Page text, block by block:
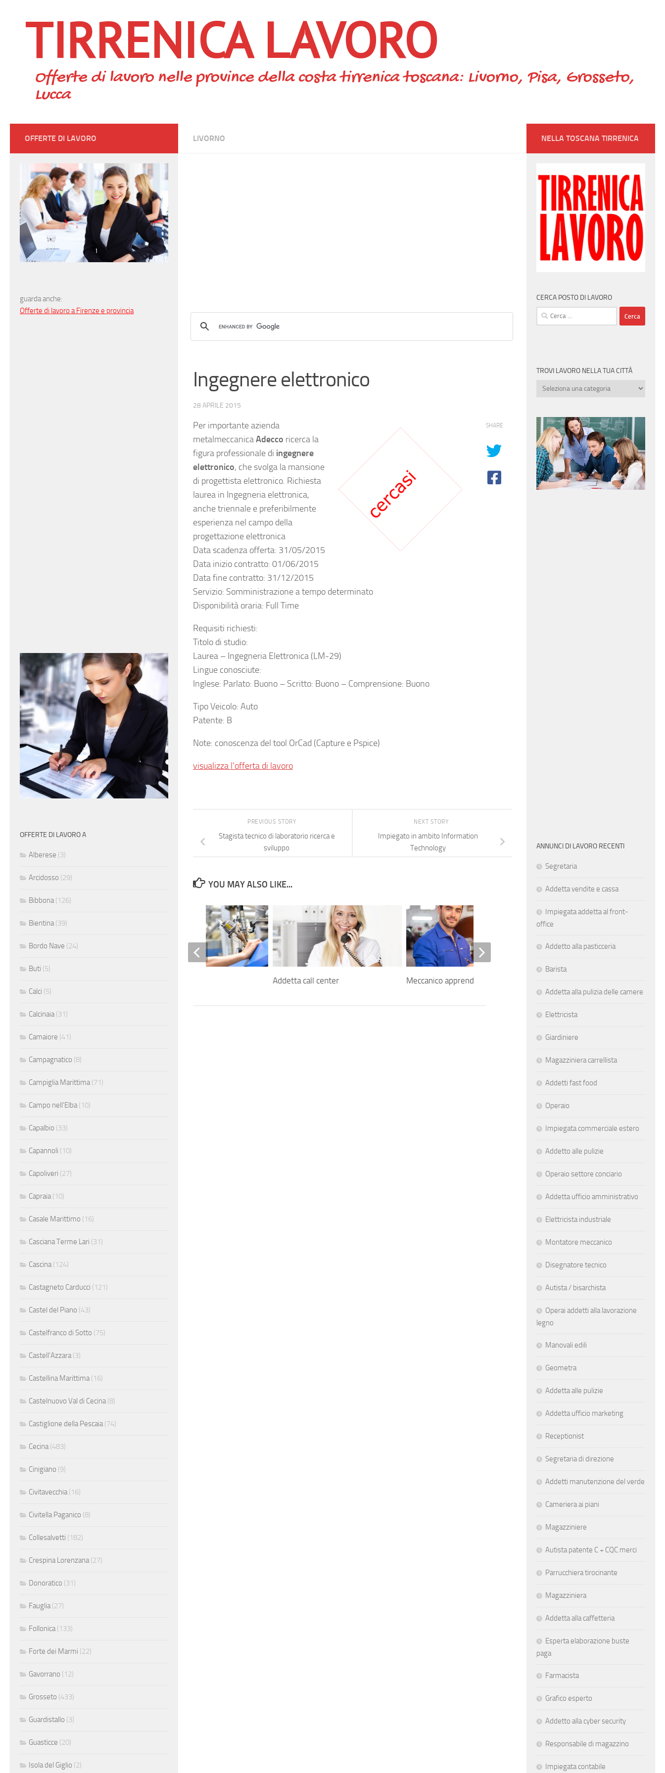
TIRRENICA LAVORO
Offerte di lavoro nelle province della costa tirrenica toscana: Livorno, Pisa, Grosseto,
Lucca
LIVORNO
Ingegnere elettronico
28 APRILE 2015
Per importante azienda
metalmeccanicaAdecco ricerca la
figura professionale di ingegnere
elettronico, che svolga la mansione
di progettista elettronico. Richiesta
laurea in Ingegneria elettronica,
anche triennale e preferibilmente
esperienza nel campo della
progettazione elettronica
Data scadenza offerta: 31/05/2015
Data inizio contratto: 01/06/2015
Data fine contratto: 31/12/2015
Servizio: Somministrazione a tempo determinato
Disponibilità oraria: Full Time
Requisiti richiesti:
Titolo di studio:
Laurea – Ingegneria Elettronica (LM-29)
Lingue conosciute:
Inglese: Parlato: Buono – Scritto: Buono – Comprensione: Buono
Tipo Veicolo: Auto
Patente: B
Note: conoscenza del tool OrCad (Capture e Pspice)
visualizza l’offerta di lavoro
SHARE
NEXT STORY
Impiegato in ambito Information
Technology
PREVIOUS STORY
Stagista tecnico di laboratorio ricerca e
sviluppo
YOU MAY ALSO LIKE...
Addetta call center Meccanico apprendista
OFFERTE DI LAVORO
guarda anche:
Offerte di lavoro a Firenze e provincia
OFFERTE DI LAVORO A
Alberese (3)
Arcidosso (29)
Bibbona(126)
Bientina(39)
Bordo Nave (24)
Buti (5)
Calci (5)
Calcinaia(31)
Camaiore (41)
Campagnatico (8)
Campiglia Marittima(71)
Campo nell'Elba(10)
Capalbio (33)
Capannoli (10)
Capoliveri (27)
Capraia(10)
Casale Marittimo (16)
Casciana Terme Lari (31)
Cascina(124)
Castagneto Carducci (121)
Castel del Piano (43)
Castelfranco di Sotto (75)
Castell'Azzara(3)
Castellina Marittima(16)
Castelnuovo Val di Cecina(8)
Castiglione della Pescaia(74)
Cecina(483)
Cinigiano (9)
Civitavecchia(16)
Civitella Paganico (8)
Collesalvetti (182)
Crespina Lorenzana(27)
Donoratico (31)
Fauglia(27)
Follonica(133)
Forte dei Marmi (22)
Gavorrano (12)
Grosseto (433)
Guardistallo (3)
Guasticce (20)
Isola del Giglio (2)
NELLA TOSCANA TIRRENICA
CERCA POSTO DI LAVORO
Ricerca
per:
TROVI LAVORO NELLA TUA CITTÀ
Trovi
tua
città
ANNUNCI DI LAVORO RECENTI
Segretaria
Addetta vendite e cassa
Impiegata addetta al front-
office
Addetto alla pasticceria
Barista
Addetta alla pulizia delle camere
Elettricista
Giardiniere
Magazziniera carrellista
Addetti fast food
Operaio
Impiegata commerciale estero
Addetto alle pulizie
Operaio settore conciario
Addetta ufficio amministrativo
Elettricista industriale
Montatore meccanico
Disegnatore tecnico
Autista / bisarchista
Operai addetti alla lavorazione
legno
Manovali edili
Geometra
Addetta alle pulizie
Addetta ufficio marketing
Receptionist
Segretaria di direzione
Addetti manutenzione del verde
Cameriera ai piani
Magazziniere
Autista patente C + CQC merci
Parrucchiera tirocinante
Magazziniera
Addetta alla caffetteria
Esperta elaborazione buste
paga
Farmacista
Grafico esperto
Addetto alla cyber security
Responsabile di magazzino
Impiegata contabile